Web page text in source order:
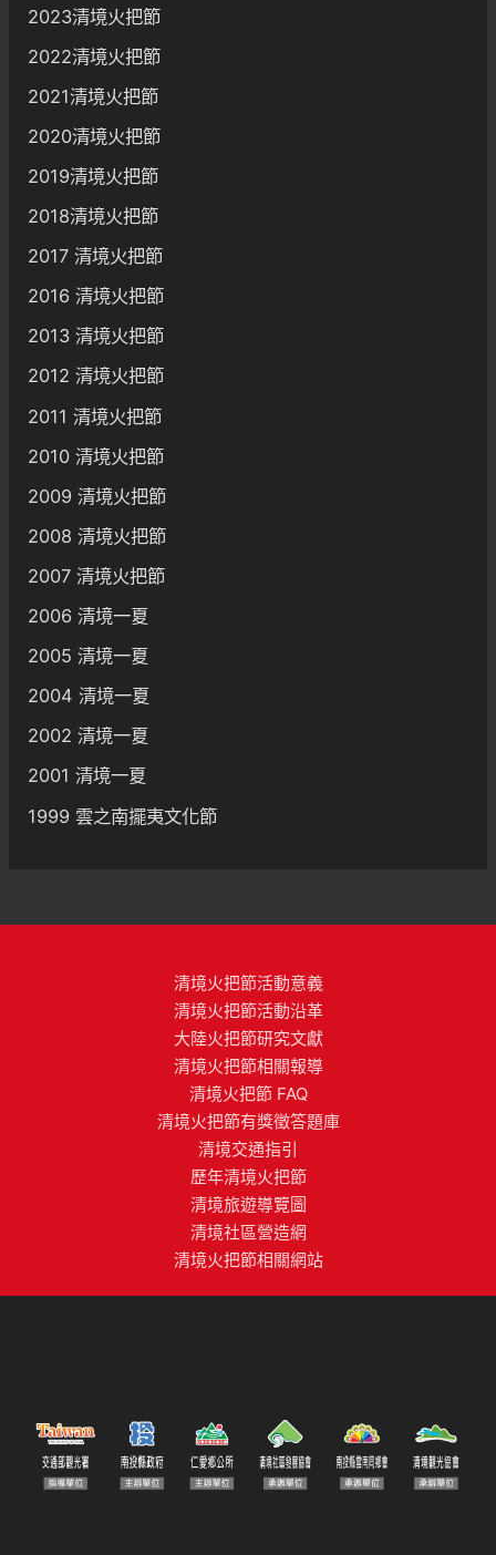
2023清境火把節
2022清境火把節
2021清境火把節
2020清境火把節
2019清境火把節
2018清境火把節
2017 清境火把節
2016 清境火把節
2013 清境火把節
2012 清境火把節
2011 清境火把節
2010 清境火把節
2009 清境火把節
2008 清境火把節
2007 清境火把節
2006 清境一夏
2005 清境一夏
2004 清境一夏
2002 清境一夏
2001 清境一夏
1999 雲之南擺夷文化節
清境火把節活動意義
清境火把節活動沿革
大陸火把節研究文獻
清境火把節相關報導
清境火把節 FAQ
清境火把節有獎徵答題庫
清境交通指引
歷年清境火把節
清境旅遊導覽圖
清境社區營造網
清境火把節相關網站